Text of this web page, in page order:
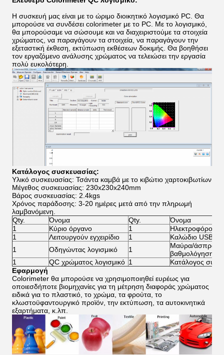
Η συσκευή μας είναι με το ώριμο διοικητικό λογισμικό PC. Θα
μπορούσε να συνδέσει colorimeter με το PC. Με το λογισμικό,
θα μπορούσαμε να σώσουμε και να διαχειριστούμε τα στοιχεία
χρώματος, να παραγάγουν τα στοιχεία, να παραγάγουν την
εξεταστική έκθεση, εκτύπωση εκθέσεων δοκιμής. Θα βοηθήσει
τον εργαζόμενο ανάλυσης χρώματος να τελειώσει την εργασία
πολύ ευκολότερη.
Κατάλογος συσκευασίας:
Υλικό συσκευασίας: Τσάντα καμβά με το κιβώτιο χαρτοκιβωτίων
Μέγεθος συσκευασίας: 230x230x240mm
Βάρος συσκευασίας: 2.4kgs
Χρόνος παράδοσης: 3-20 ημέρες μετά από την πληρωμή
λαμβανόμενη.
Qty.
Όνομα Qty.
Όνομα
1
Κύριο όργανο 1
Ηλεκτροφόρο
1
Λειτουργούν εγχειρίδιο 1
Καλώδιο USB
1
Οδηγώντας λογισμικό 1
Μαύρα/άσπρα
βαθμολόγησης
1
QC χρώματος λογισμικό 1
Κατάλογος
Εφαρμογή
Colorimeter θα μπορούσε να χρησιμοποιηθεί ευρέως για
οποιεσδήποτε βιομηχανίες για τη μέτρηση διαφοράς χρώματος
ειδικά για το πλαστικό, το χρώμα, τα φρούτα, το
κλωστοϋφαντουργικό προϊόν, την εκτύπωση, τα αυτοκινητικά
εξαρτήματα, κ.λπ.